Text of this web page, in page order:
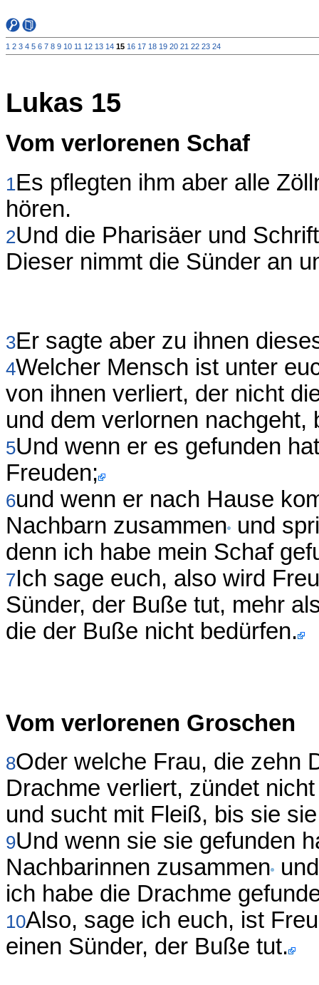
1 2 3 4 5 6 7 8 9 10 11 12 13 14 15 16 17 18 19 20 21 22 23 24
Lukas 15
Vom verlorenen Schaf
1Es pflegten ihm aber alle
hören.
2Und die Pharisäer und
Dieser nimmt die Sünder an
3Er sagte aber zu ihnen
4Welcher Mensch ist unter
von ihnen verliert, der nicht
und dem verlornen nachgeht,
5Und wenn er es gefunden
Freuden;
6und wenn er nach Hause
Nachbarn zusammen und
denn ich habe mein Schaf
7Ich sage euch, also wird
Sünder, der Buße tut, mehr
die der Buße nicht bedürfen.
Vom verlorenen Groschen
8Oder welche Frau, die zehn
Drachme verliert, zündet
und sucht mit Fleiß, bis sie
9Und wenn sie sie gefunden
Nachbarinnen zusammen
ich habe die Drachme
10Also, sage ich euch, ist
einen Sünder, der Buße tut.